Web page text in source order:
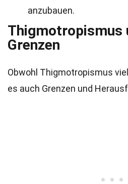
anzubauen.
Thigmotropismus
Grenzen
Obwohl Thigmotropismus
es auch Grenzen und